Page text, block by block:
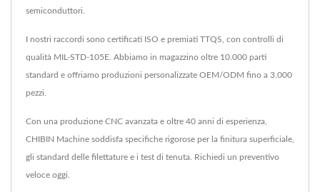
semiconduttori.
I nostri raccordi sono certificati ISO e premiati TTQS, con controlli di
qualità MIL-STD-105E. Abbiamo in magazzino oltre 10.000 parti
standard e offriamo produzioni personalizzate OEM/ODM fino a 3.000
pezzi.
Con una produzione CNC avanzata e oltre 40 anni di esperienza,
CHIBIN Machine soddisfa specifiche rigorose per la finitura superficiale,
gli standard delle filettature e i test di tenuta. Richiedi un preventivo
veloce oggi.